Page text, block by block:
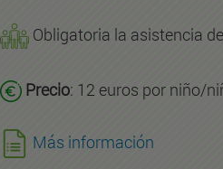
Obligatoria la asistencia de
Precio: 12 euros por niño/
Más información